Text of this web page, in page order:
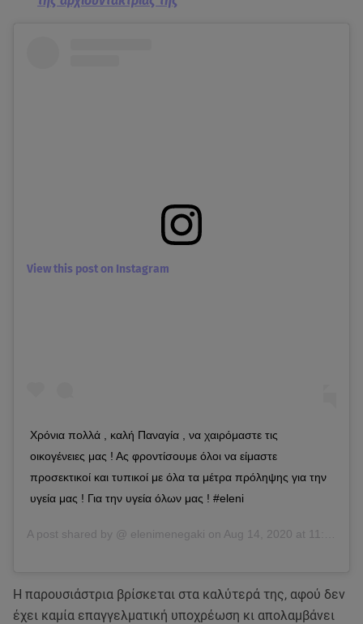
View this post on Instagram
Χρόνια πολλά , καλή Παναγία , να χαιρόμαστε τις
οικογένειες μας ! Ας φροντίσουμε όλοι να είμαστε
προσεκτικοί και τυπικοί με όλα τα μέτρα πρόληψης για την
υγεία μας ! Για την υγεία όλων μας ! #eleni
A post shared by @ elenimenegaki on Aug 14, 2020 at 11:46pm PDT
Η παρουσιάστρια βρίσκεται στα καλύτερά της, αφού δεν
έχει καμία επαγγελματική υποχρέωση κι απολαμβάνει